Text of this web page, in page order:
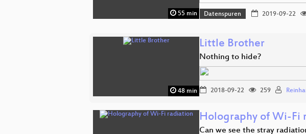
55 min Datenspuren 2019-09-22
48 min
Little Brother
Nothing to hide?
2018-09-22 259
Holography of Wi-Fi
Can we see the stray